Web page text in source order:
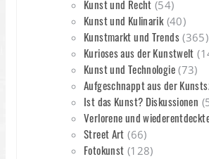
Kunst und Recht (54)
Kunst und Kulinarik(40)
Kunstmarkt und Trends(365)
Kurioses aus der Kunstwelt
Kunst und Technologie(73)
Aufgeschnappt aus der
Ist das Kunst? Diskussionen
Verlorene und
Street Art (66)
Fotokunst (128)